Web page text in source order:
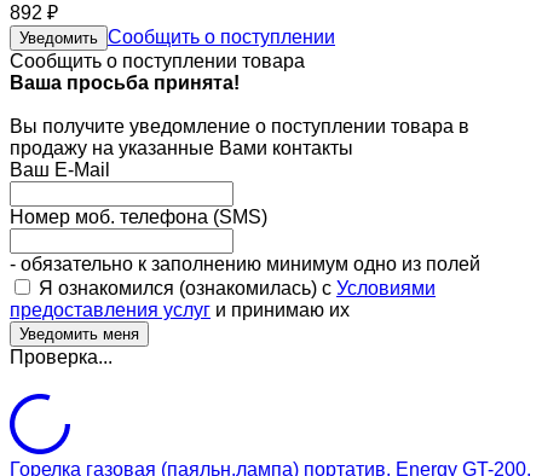
892 ₽
Уведомить Сообщить о поступлении
Сообщить о поступлении товара
Ваша просьба принята!
Вы получите уведомление о поступлении товара в
продажу на указанные Вами контакты
Ваш E-Mail
Номер моб. телефона (SMS)
- обязательно к заполнению минимум одно из полей
Я ознакомился (ознакомилась) с Условиями
предоставления услуг и принимаю их
Проверка...
Горелка газовая (паяльн.лампа) портатив. Energy GT-200,